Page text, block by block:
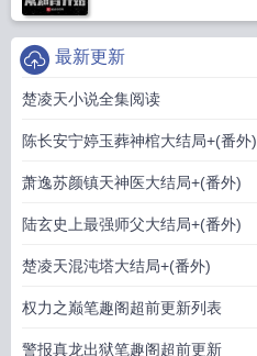
最新更新
楚凌天小说全集阅读
陈长安宁婷玉葬神棺大结局+(番外)
萧逸苏颜镇天神医大结局+(番外)
陆玄史上最强师父大结局+(番外)
楚凌天混沌塔大结局+(番外)
权力之巅笔趣阁超前更新列表
警报真龙出狱笔趣阁超前更新